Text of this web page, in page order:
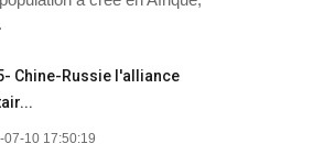
Chine-Russie l'alliance
07-10 17:50:19